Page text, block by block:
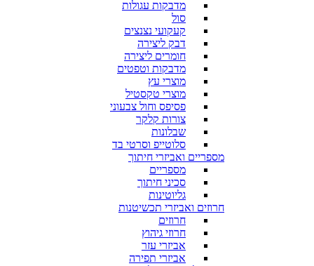
מדבקות עגולות
סול
קעקועי נצנצים
דבק ליצירה
חומרים ליצירה
מדבקות וטפטים
מוצרי עץ
מוצרי טקסטיל
פסיפס וחול צבעוני
צורות קלקר
שבלונות
סלוטייפ וסרטי בד
מספריים ואביזרי חיתוך
מספריים
סכיני חיתוך
גליוטינות
חרוזים ואביזרי תכשיטנות
חרוזים
חרוזי גיהוץ
אביזרי עזר
אביזרי תפירה